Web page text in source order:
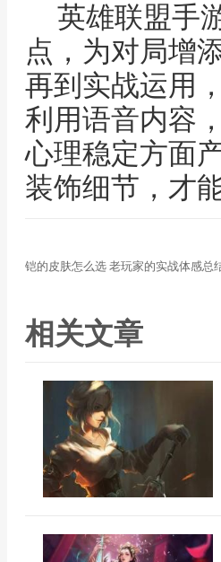
英雄联盟手
点，为对局增
再到实战运用
利用语音内容
心理稳定方面
装饰细节，才
铠的皮肤怎么选 老玩家的实战体感总
相关文章